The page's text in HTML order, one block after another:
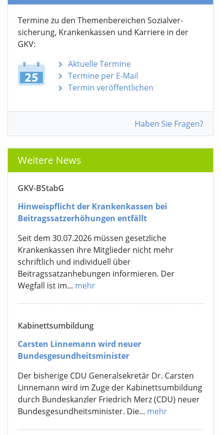
Termine zu den Themen­bereichen Sozialver­
sicherung, Krankenkassen und Karriere in der
GKV:
Aktuelle Termine
Termine per E-Mail
Termin veröffentlichen
Haben Sie Fragen?
Weitere News
GKV-BStabG
Hinweispflicht der Krankenkassen bei
Beitragssatzerhöhungen entfällt
Seit dem 30.07.2026 müssen gesetzliche
Krankenkassen ihre Mitglieder nicht mehr
schriftlich und individuell über
Beitragssatzanhebungen informieren. Der
Wegfall ist im... mehr
Kabinettsumbildung
Carsten Linnemann wird neuer
Bundesgesundheitsminister
Der bisherige CDU Generalsekretär Dr. Carsten
Linnemann wird im Zuge der Kabinettsumbildung
durch Bundeskanzler Friedrich Merz (CDU) neuer
Bundesgesundheitsminister. Die... mehr